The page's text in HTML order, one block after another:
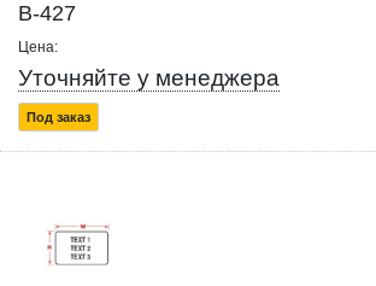
B-427
Цена:
Уточняйте у менеджера
Под заказ